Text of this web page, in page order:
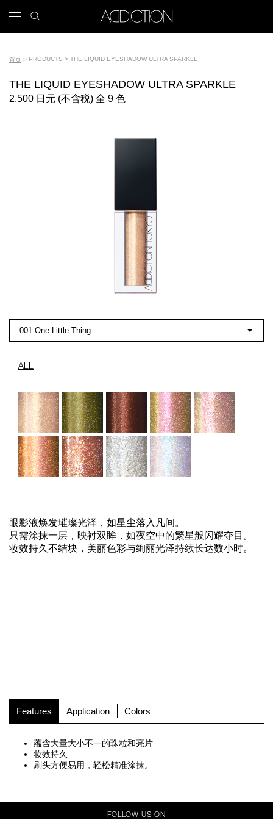
转
到
要
容
Main
Tools
icon
面
包
首页 PRODUCTS THE LIQUID EYESHADOW ULTRA SPARKLE
THE LIQUID EYESHADOW ULTRA SPARKLE
001 One Little Thing
ALL
2,500 日元 (不含税) 全 9 色
眼影液焕发璀璨光泽，如星尘落入凡间。
只需涂抹一层，映衬双眸，如夜空中的繁星般闪耀夺目。
妆效持久不结块，美丽色彩与绚丽光泽持续长达数小时。
Features Application Colors
蕴含大量大小不一的珠粒和亮片
妆效持久
刷头方便易用，轻松精准涂抹。
FOLLOW US ON